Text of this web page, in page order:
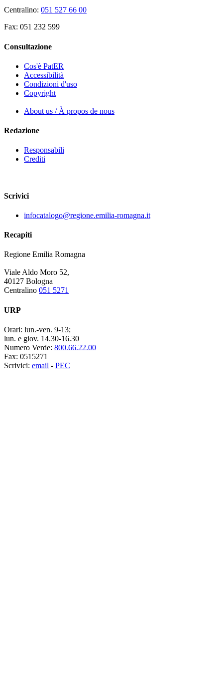
Centralino: 051 527 66 00
Fax: 051 232 599
Consultazione
Cos'è PatER
Accessibilità
Condizioni d'uso
Copyright
About us / À propos de nous
Redazione
Responsabili
Crediti
Scrivici
infocatalogo@regione.emilia-romagna.it
Recapiti
Regione Emilia Romagna
Viale Aldo Moro 52,
40127 Bologna
Centralino 051 5271
URP
Orari: lun.-ven. 9-13;
lun. e giov. 14.30-16.30
Numero Verde: 800.66.22.00
Fax: 0515271
Scrivici: email - PEC